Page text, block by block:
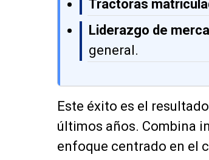
Tractoras
Liderazgo de
general.
Este éxito es el
últimos años. Combina
enfoque centrado en el